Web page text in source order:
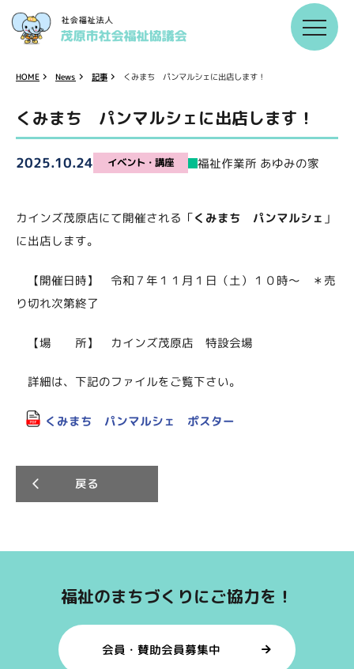
HOME News 記事 くみまち パンマルシェに出店します！
くみまち パンマルシェに出店します！
2025.10.24 イベント・講座 福祉作業所 あゆみの家
カインズ茂原店にて開催される「くみまち パンマルシェ 」
に出店します。
【開催日時】 令和７年１１月１日（土）１０時～ ＊売
り切れ次第終了
【場 所】 カインズ茂原店 特設会場
詳細は、下記のファイルをご覧下さい。
くみまち パンマルシェ ポスター
戻る
福祉のまちづくりにご協力を！
会員・賛助会員募集中